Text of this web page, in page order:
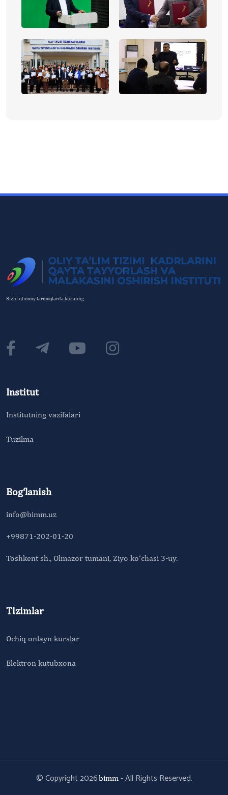
Bizni ijtimoiy tarmoqlarda kuzating
Institut
Institutning vazifalari
Tuzilma
Bog‘lanish
info@bimm.uz
+99871-202-01-20
Toshkent sh., Olmazor tumani, Ziyo ko‘chasi 3-uy.
Tizimlar
Ochiq onlayn kurslar
Elektron kutubxona
© Copyright 2026bimm - All Rights Reserved.